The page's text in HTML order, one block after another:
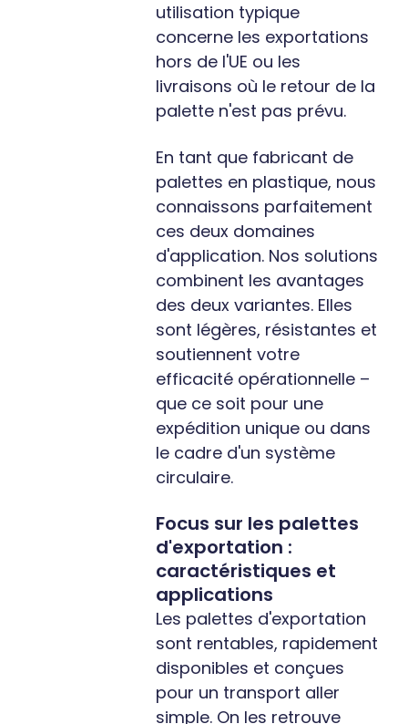
utilisation typique
concerne les exportations
hors de l'UE ou les
livraisons où le retour de la
palette n'est pas prévu.
En tant que fabricant de
palettes en plastique, nous
connaissons parfaitement
ces deux domaines
d'application. Nos solutions
combinent les avantages
des deux variantes. Elles
sont légères, résistantes et
soutiennent votre
efficacité opérationnelle –
que ce soit pour une
expédition unique ou dans
le cadre d'un système
circulaire.
Focus sur les palettes
d'exportation :
caractéristiques et
applications
Les palettes d'exportation
sont rentables, rapidement
disponibles et conçues
pour un transport aller
simple. On les retrouve